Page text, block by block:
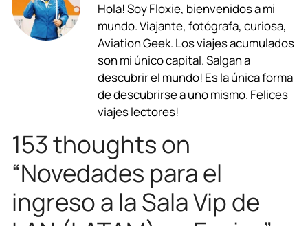
e
b
t
s
A
p
p
e
g
r
a
m
e
a
d
s
k
e
d
i
l
Hola! Soy Floxie, bienvenidos a mi
mundo. Viajante, fotógrafa, curiosa,
Aviation Geek. Los viajes acumulados
son mi único capital. Salgan a
descubrir el mundo! Es la única forma
de descubrirse a uno mismo. Felices
viajes lectores!
153 thoughts on
“Novedades para el
ingreso a la Sala Vip de